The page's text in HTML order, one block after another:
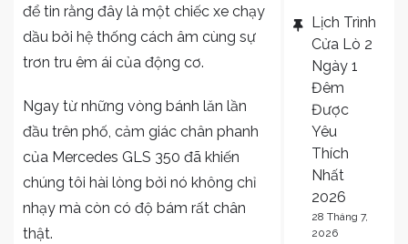
để tin rằng đây là một chiếc xe chạy
dầu bởi hệ thống cách âm cùng sự
trơn tru êm ái của động cơ.
Ngay từ những vòng bánh lăn lần
đầu trên phố, cảm giác chân phanh
của Mercedes GLS 350 đã khiến
chúng tôi hài lòng bởi nó không chỉ
nhạy mà còn có độ bám rất chân
thật.
Lịch Trình
Cửa Lò 2
Ngày 1
Đêm
Được
Yêu
Thích
Nhất
2026
28 Tháng 7,
2026